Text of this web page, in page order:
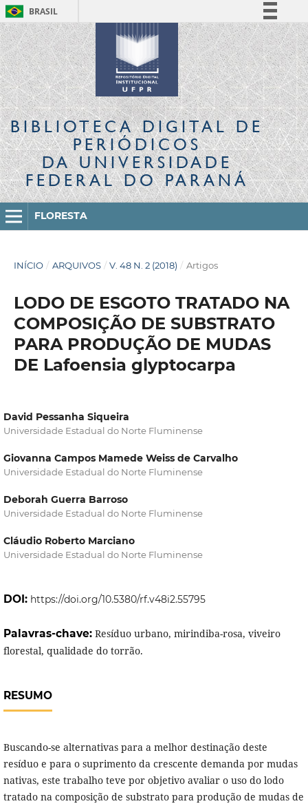
BRASIL
Simplifique!
Comunica BR
Participe
Acesso à informação
Legislação
Canais
BIBLIOTECA DIGITALDE
PERIÓDICOS
DA UNIVERSIDADE
FEDERAL DO PARANÁ
FLORESTA
INÍCIO / ARQUIVOS / V. 48 N. 2 (2018) / Artigos
LODO DE ESGOTO TRATADO NA
COMPOSIÇÃO DE SUBSTRATO
PARA PRODUÇÃO DE MUDAS
DE Lafoensia glyptocarpa
David Pessanha Siqueira
Universidade Estadual do Norte Fluminense
Giovanna Campos Mamede Weiss de Carvalho
Universidade Estadual do Norte Fluminense
Deborah Guerra Barroso
Universidade Estadual do Norte Fluminense
Cláudio Roberto Marciano
Universidade Estadual do Norte Fluminense
DOI: https://doi.org/10.5380/rf.v48i2.55795
Palavras-chave: Resíduo urbano, mirindiba-rosa, viveiro
florestal, qualidade do torrão.
RESUMO
Buscando-se alternativas para a melhor destinação deste
resíduo e para o suprimento da crescente demanda por mudas
nativas, este trabalho teve por objetivo avaliar o uso do lodo
tratado na composição de substrato para produção de mudas de